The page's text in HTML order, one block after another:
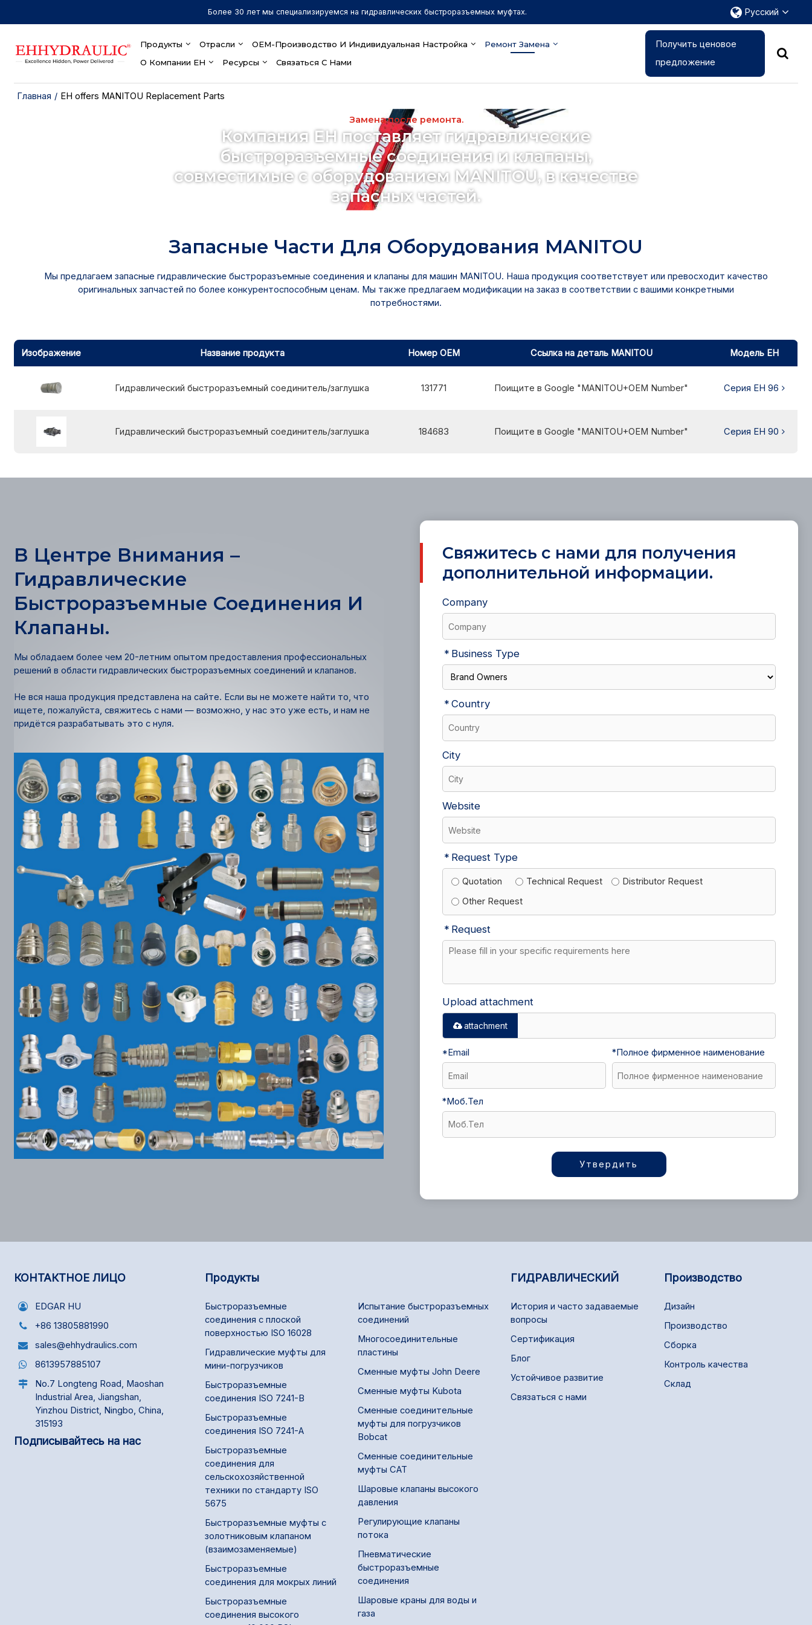
Более 30 лет мы специализируемся на гидравлических быстроразъемных муфтах. Русский
Продукты Отрасли OEM-Производство И Индивидуальная Настройка
Ремонт Замена
О Компании EH
Ресурсы Связаться С Нами
Получить ценовое
предложение
Главная / EH offers MANITOU Replacement Parts
Замена после ремонта.
Компания EH поставляет гидравлические
быстроразъемные соединения и клапаны,
совместимые с оборудованием MANITOU, в качестве
запасных частей.
Запасные Части Для Оборудования MANITOU
Мы предлагаем запасные гидравлические быстроразъемные соединения и клапаны для машин MANITOU. Наша продукция соответствует или превосходит качество
оригинальных запчастей по более конкурентоспособным ценам. Мы также предлагаем модификации на заказ в соответствии с вашими конкретными
потребностями.
Изображение Название продукта Номер OEM Ссылка на деталь MANITOU Модель EH
Гидравлический быстроразъемный соединитель/заглушка 131771 Поищите в Google "MANITOU+OEM Number" Серия EH 96
Гидравлический быстроразъемный соединитель/заглушка 184683 Поищите в Google "MANITOU+OEM Number" Серия EH 90
В Центре Внимания –
Гидравлические
Быстроразъемные Соединения И
Клапаны.
Мы обладаем более чем 20-летним опытом предоставления профессиональных
решений в области гидравлических быстроразъемных соединений и клапанов.
Не вся наша продукция представлена на сайте. Если вы не можете найти то, что
ищете, пожалуйста, свяжитесь с нами — возможно, у нас это уже есть, и нам не
придётся разрабатывать это с нуля.
Свяжитесь с нами для получения
дополнительной информации.
Company
Business Type
Country
City
Website
Request Type
Quotation Technical Request
Distributor Request
Other Request
Request
Upload attachment
attachment
* Email *Полное фирменное наименование
*Моб.Тел
Утвердить
КОНТАКТНОЕ ЛИЦО
EDGAR HU
+86 13805881990
sales@ehhydraulics.com
8613957885107
No.7 Longteng Road, Maoshan
Industrial Area, Jiangshan,
Yinzhou District, Ningbo, China,
315193
Подписывайтесь на нас
Продукты
Быстроразъемные
соединения с плоской
поверхностью ISO 16028
Гидравлические муфты для
мини-погрузчиков
Быстроразъемные
соединения ISO 7241-B
Быстроразъемные
соединения ISO 7241-A
Быстроразъемные
соединения для
сельскохозяйственной
техники по стандарту ISO
5675
Быстроразъемные муфты с
золотниковым клапаном
(взаимозаменяемые)
Быстроразъемные
соединения для мокрых линий
Быстроразъемные
соединения высокого
Испытание быстроразъемных
соединений
Многосоединительные
пластины
Сменные муфты John Deere
Сменные муфты Kubota
Сменные соединительные
муфты для погрузчиков
Bobcat
Сменные соединительные
муфты CAT
Шаровые клапаны высокого
давления
Регулирующие клапаны
потока
Пневматические
быстроразъемные
соединения
Шаровые краны для воды и
газа
ГИДРАВЛИЧЕСКИЙ
История и часто задаваемые
вопросы
Сертификация
Блог
Устойчивое развитие
Связаться с нами
Производство
Дизайн
Производство
Сборка
Контроль качества
Склад